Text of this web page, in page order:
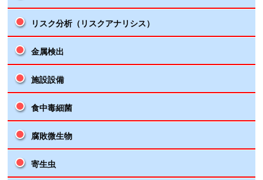
リスク分析（リスクアナリシス）
金属検出
施設設備
食中毒細菌
腐敗微生物
寄生虫